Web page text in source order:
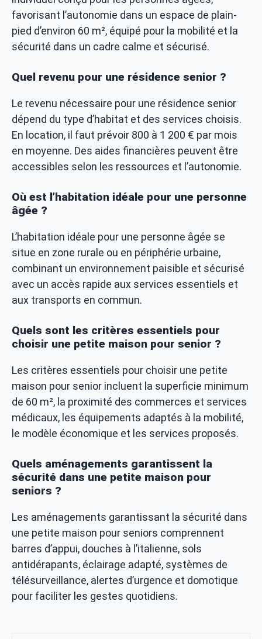
favorisant l’autonomie dans un espace de plain-
pied d’environ 60 m², équipé pour la mobilité et la
sécurité dans un cadre calme et sécurisé.
Quel revenu pour une résidence senior ?
Le revenu nécessaire pour une résidence senior
dépend du type d’habitat et des services choisis.
En location, il faut prévoir 800 à 1 200 € par mois
en moyenne. Des aides financières peuvent être
accessibles selon les ressources et l’autonomie.
Où est l’habitation idéale pour une personne
âgée ?
L’habitation idéale pour une personne âgée se
situe en zone rurale ou en périphérie urbaine,
combinant un environnement paisible et sécurisé
avec un accès rapide aux services essentiels et
aux transports en commun.
Quels sont les critères essentiels pour
choisir une petite maison pour senior ?
Les critères essentiels pour choisir une petite
maison pour senior incluent la superficie minimum
de 60 m², la proximité des commerces et services
médicaux, les équipements adaptés à la mobilité,
le modèle économique et les services proposés.
Quels aménagements garantissent la
sécurité dans une petite maison pour
seniors ?
Les aménagements garantissant la sécurité dans
une petite maison pour seniors comprennent
barres d’appui, douches à l’italienne, sols
antidérapants, éclairage adapté, systèmes de
télésurveillance, alertes d’urgence et domotique
pour faciliter les gestes quotidiens.